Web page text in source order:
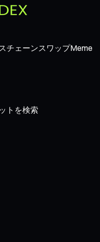
チェーンスワップMeme
トを検索